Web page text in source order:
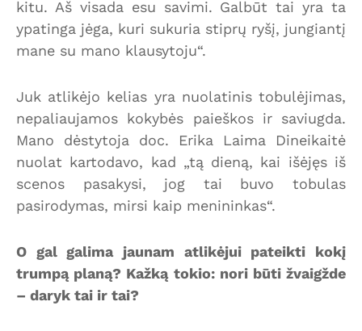
kitu. Aš visada esu savimi. Galbūt tai yra ta
ypatinga jėga, kuri sukuria stiprų ryšį, jungiantį
mane su mano klausytoju“.
Juk atlikėjo kelias yra nuolatinis tobulėjimas,
nepaliaujamos kokybės paieškos ir saviugda.
Mano dėstytoja doc. Erika Laima Dineikaitė
nuolat kartodavo, kad „tą dieną, kai išėjęs iš
scenos pasakysi, jog tai buvo tobulas
pasirodymas, mirsi kaip menininkas“.
O gal galima jaunam atlikėjui pateikti kokį
trumpą planą? Kažką tokio: nori būti žvaigžde
– daryk tai ir tai?